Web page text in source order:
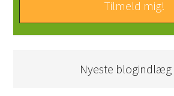
Nyeste blogindlæg